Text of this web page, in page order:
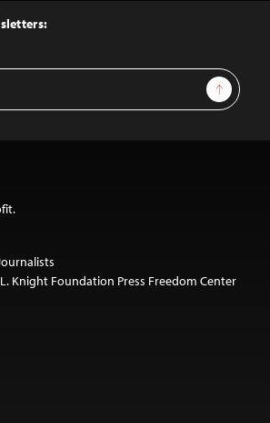
Sign Up
Knight Foundation Press Freedom Center